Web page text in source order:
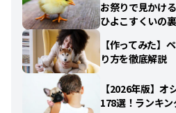
お祭りで見かけ
ひよこすくいの
【作ってみた】
り方を徹底解説
【2026年版】
178選！ランキ